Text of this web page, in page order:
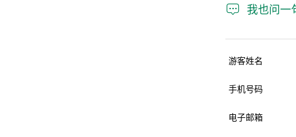
 我也问一
游客姓名
手机号码
电子邮箱